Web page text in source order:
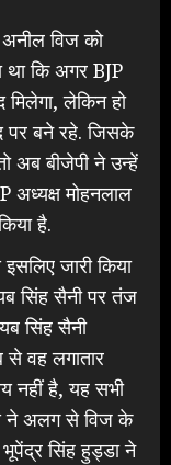
अनील विज को
था कि अगर BJP
मिलेगा, लेकिन हो
पर बने रहे. जिसके
अब बीजेपी ने उन्हें
अध्यक्ष मोहनलाल
है.
जारी किया
सिंह सैनी पर तंज
सिंह सैनी
से वह लगातार
नहीं है, यह सभी
ने अलग से विज के
भूपेंद्र सिंह हुड्डा ने